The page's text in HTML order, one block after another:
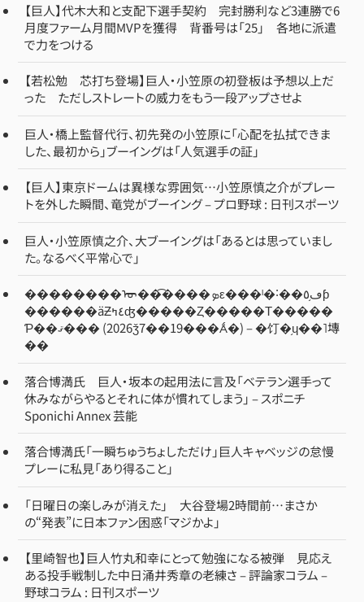
【巨人】代木大和と支配下選手契約 完封勝利など3連勝で6
月度ファーム月間MVPを獲得 背番号は「25」 各地に派遣
で力をつける
【若松勉 芯打ち登場】巨人・小笠原の初登板は予想以上だ
った ただしストレートの威力をもう一段アップさせよ
巨人・橋上監督代行、初先発の小笠原に「心配を払拭できま
した、最初から」ブーイングは「人気選手の証」
【巨人】東京ドームは異様な雰囲気…小笠原慎之介がプレー
トを外した瞬間、竜党がブーイング – プロ野球 : 日刊スポーツ
巨人・小笠原慎之介、大ブーイングは「あるとは思っていまし
た。なるべく平常心で」
��������ᡡ��͡����ܤε���ˡ�˸��ڡ֥٥ƥ
������äƵ٤ߤʤ�����Ȥ�����Τ�����
Ƥ��ޤ��� (2026ǯ7��19���Ǻ�) – �饤�֥ɥ��˥塼
��
落合博満氏 巨人・坂本の起用法に言及「ベテラン選手って
休みながらやるとそれに体が慣れてしまう」 – スポニチ
Sponichi Annex 芸能
落合博満氏「一瞬ちゅうちょしただけ」巨人キャベッジの怠慢
プレーに私見「あり得ること」
「日曜日の楽しみが消えた」 大谷登場2時間前…まさか
の“発表”に日本ファン困惑「マジかよ」
【里崎智也】巨人竹丸和幸にとって勉強になる被弾 見応え
ある投手戦制した中日涌井秀章の老練さ – 評論家コラム –
野球コラム : 日刊スポーツ